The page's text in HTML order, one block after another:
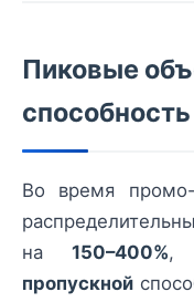
Пиковые
Во время
на 150–400%,
пропускной